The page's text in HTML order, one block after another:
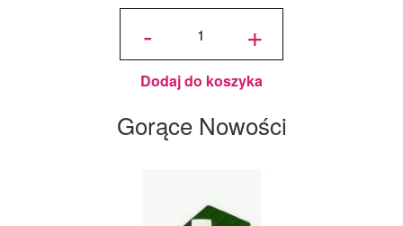
-
ilość
Pastylki
Jasne
Niebieskie
125 g -
Wilton
+
Dodaj do koszyka
Gorące Nowości